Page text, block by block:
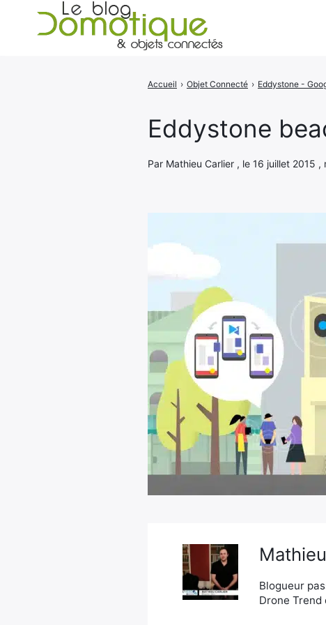
Eddystone
Par Mathieu Carlier , le 16 juillet 2015
Accueil › Objet Connecté ›
Blogueur
Drone Trend
Rechercher